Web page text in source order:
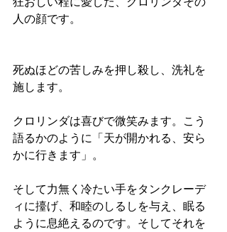
人の顔です。
死ぬほどの苦しみを押し殺し、洗礼を
施します。
クロリンダは喜びで微笑みます。こう
語るかのように「天が開かれる、安ら
かに行きます」。
そして力無く冷たい手をタンクレーデ
ィに擡げ、和睦のしるしを与え、眠る
ように息絶えるのです。そしてそれを